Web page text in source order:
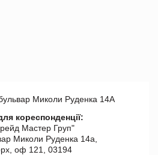
Миколи Руденка 14А
кореспонденції:
Мастер Груп"
Миколи Руденка 14а,
оф 121, 03194